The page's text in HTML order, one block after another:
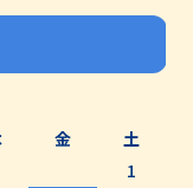
金 土
1